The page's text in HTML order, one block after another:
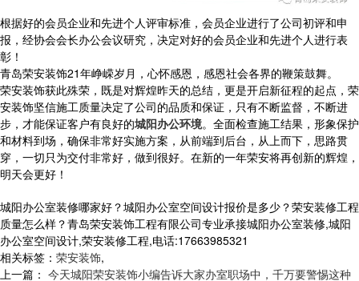
根据好的会员企业和先进个人评审标准，会员企业进行了公司初评和申
报，经协会会长办公会议研究，决定对好的会员企业和先进个人进行表
彰！
青岛荣安装饰21年峥嵘岁月，心怀感恩，感恩社会各界的鞭策鼓舞。
荣安装饰获此殊荣，既是对辉煌昨天的总结，更是开启新征程的起点，荣
安装饰坚信施工质量决定了公司的品质和保证，只有不断监督，不断进
步，才能保证客户有良好的城阳办公环境。全面检查施工结果，形象保护
和材料到场，确保非常好实施方案，从前端到后台，从上而下，思路贯
穿，一切只为交付非常好，做到很好。在新的一年荣安将再创新的辉煌，
明天会更好！
城阳办公室装修哪家好？城阳办公室空间设计报价是多少？荣安装修工程
质量怎么样？青岛荣安装饰工程有限公司专业承接城阳办公室装修,城阳
办公室空间设计,荣安装修工程,电话:17663985321
相关标签： 荣安装饰,
上一篇： 今天城阳荣安装饰小编告诉大家办室职场中，千万要警惕这种